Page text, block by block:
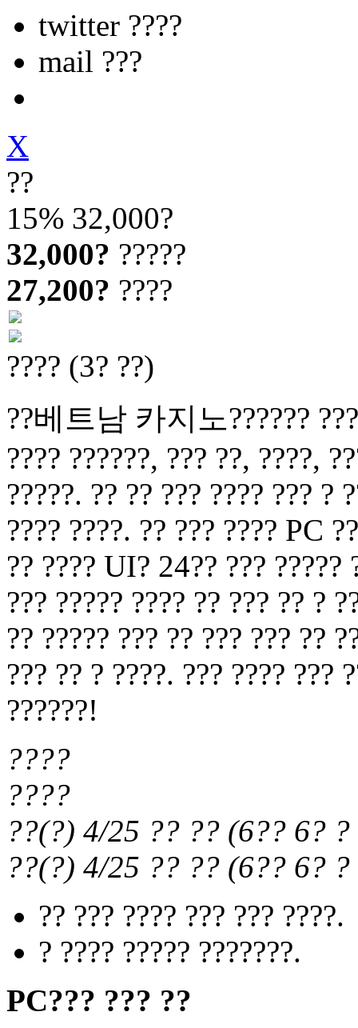
twitter ????
mail ???
X
??
15% 32,000?
32,000? ?????
27,200? ????
???? (3? ??)
??베트남 카지노?????? ???
???? ??????, ??? ??, ????,
?????. ?? ?? ??? ???? ??? ?
???? ????. ?? ??? ???? PC
?? ???? UI? 24?? ??? ?????
??? ????? ???? ?? ??? ?? ?
?? ????? ??? ?? ??? ??? ??
??? ?? ? ????. ??? ???? ???
??????!
????
????
??(?) 4/25 ?? ?? (6?? 6?
??(?) 4/25 ?? ?? (6?? 6?
?? ??? ???? ??? ??? ????.
? ???? ????? ???????.
PC??? ??? ??